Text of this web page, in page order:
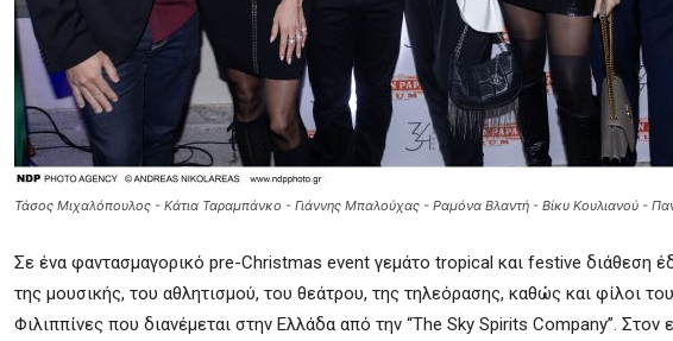
Τάσος Μιχαλόπουλος - Κάτια Ταραμπάνκο - Γιάννης Μπαλούχας - Ραμόνα Βλαντή - Βίκυ Κουλιανού -
Σε ένα φαντασμαγορικό pre-Christmas event γεμάτο tropical και festive
της μουσικής, του αθλητισμού, του θεάτρου, της τηλεόρασης, καθώς και φίλοι
Φιλιππίνες που διανέμεται στην Ελλάδα από την “The Sky Spirits Company”.